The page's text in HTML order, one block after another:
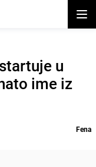
u
ime iz
Fena